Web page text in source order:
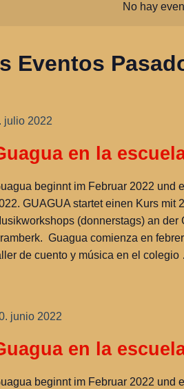
No hay
Eventos
julio 2022
en la
beginnt im Februar 2022 und
GUAGUA startet einen Kurs mit
(donnerstags) an der
Guagua comienza en
de cuento y música en el
junio 2022
en la
beginnt im Februar 2022 und